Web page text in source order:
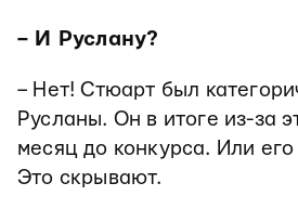
– И Руслану?
– Нет! Стюарт был
Русланы. Он в итоге из-за
месяц до конкурса. Или
Это скрывают.